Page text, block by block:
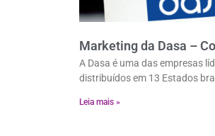
Marketing da Dasa –
A Dasa é uma das empresas
distribuídos em 13 Estados
Leia mais »